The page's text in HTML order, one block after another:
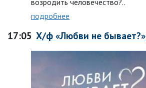
возродить человечество?..
подробнее
17:05 Х/ф «Любви не бывает?»